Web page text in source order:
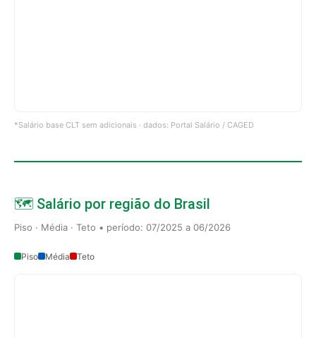
*Salário base CLT sem adicionais · dados: Portal Salário / CAGED
🗺️ Salário por região do Brasil
Piso · Média · Teto • período: 07/2025 a 06/2026
Piso Média Teto